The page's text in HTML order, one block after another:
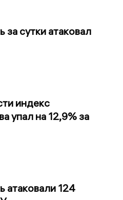
за сутки атаковал
индекс
упал на 12,9% за
атаковали 124